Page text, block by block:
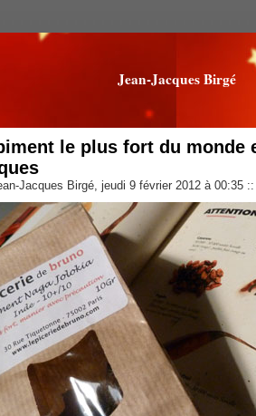
Jean-Jacques Birgé
le plus fort du monde
Jacques Birgé, jeudi 9 février 2012 à 00:35 ::